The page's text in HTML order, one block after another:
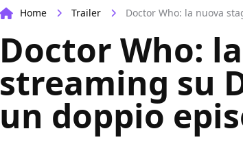
Home Trailer Doctor Who: la nuova
Doctor Who:
streaming su
un doppio